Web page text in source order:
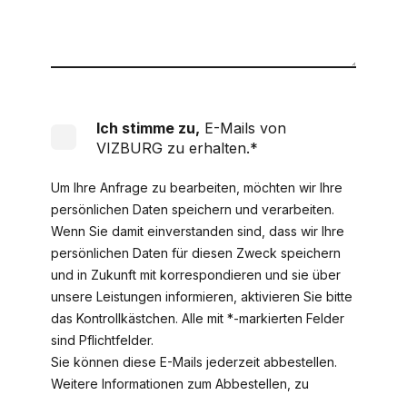
Ich stimme zu, E-Mails von
VIZBURG zu erhalten.*
Um Ihre Anfrage zu bearbeiten, möchten wir Ihre
persönlichen Daten speichern und verarbeiten.
Wenn Sie damit einverstanden sind, dass wir Ihre
persönlichen Daten für diesen Zweck speichern
und in Zukunft mit korrespondieren und sie über
unsere Leistungen informieren, aktivieren Sie bitte
das Kontrollkästchen. Alle mit *-markierten Felder
sind Pflichtfelder.
Sie können diese E-Mails jederzeit abbestellen.
Weitere Informationen zum Abbestellen, zu